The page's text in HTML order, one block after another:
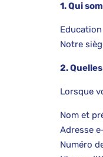
1. Qui
Notre
2.
Lorsque
Nom et
Adresse
Numéro